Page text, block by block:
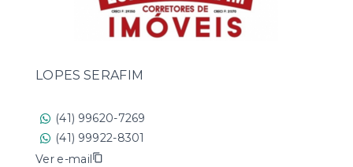
LOPES SERAFIM
(41) 99620-7269
(41) 99922-8301
Ver e-mail